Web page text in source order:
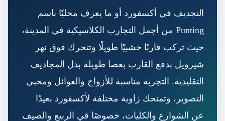
التجديف في أكسفورد أو ما يعرف محليًا باسم
Punting من أجمل التجارب الكلاسيكية في المدينة،
حيث تركب قاربًا خشبيًا طويلًا وتتحرك فوق نهر
شيرويل بدفع القارب بعصا طويلة بدل المجاديف
التقليدية. التجربة مناسبة للأزواج والعوائل ومحبي
التصوير، وتمنحك زاوية مختلفة لأكسفورد بعيدًا
عن الشوارع والكليات، خصوصًا في الربيع والصيف